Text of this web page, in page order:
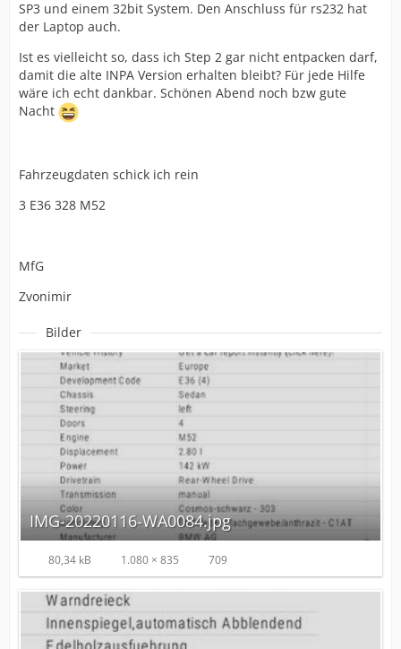
SP3 und einem 32bit System. Den Anschluss für rs232 hat
der Laptop auch.
Ist es vielleicht so, dass ich Step 2 gar nicht entpacken darf,
damit die alte INPA Version erhalten bleibt? Für jede Hilfe
wäre ich echt dankbar. Schönen Abend noch bzw gute
Nacht
Fahrzeugdaten schick ich rein
3 E36 328 M52
MfG
Zvonimir
Bilder
IMG-20220116-WA0084.jpg
80,34 kB 1.080 × 835 709